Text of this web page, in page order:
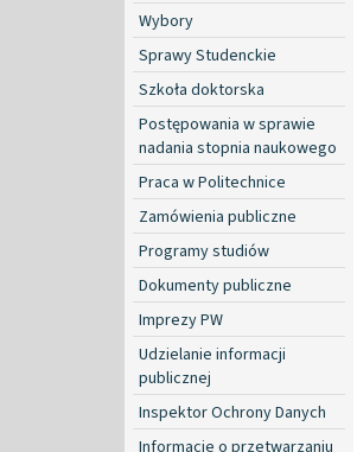
Wybory
Sprawy Studenckie
Szkoła doktorska
Postępowania w sprawie
nadania stopnia naukowego
Praca w Politechnice
Zamówienia publiczne
Programy studiów
Dokumenty publiczne
Imprezy PW
Udzielanie informacji
publicznej
Inspektor Ochrony Danych
Informacje o przetwarzaniu